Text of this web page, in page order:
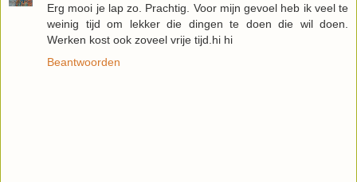
Erg mooi je lap zo. Prachtig. Voor mijn gevoel heb ik veel te
weinig tijd om lekker die dingen te doen die wil doen.
Werken kost ook zoveel vrije tijd.hi hi
Beantwoorden